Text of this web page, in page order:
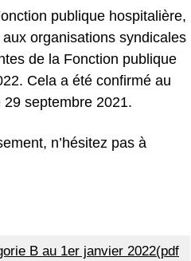
publique hospitalière,
organisations syndicales
de la Fonction publique
Cela a été confirmé au
septembre 2021.
n’hésitez pas à
B au 1er janvier 2022(pdf